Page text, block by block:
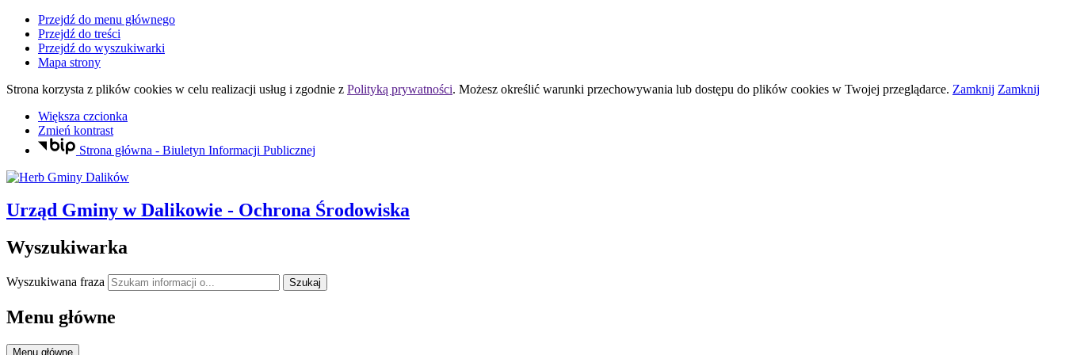
Przejdź do menu głównego
Przejdź do treści
Przejdź do wyszukiwarki
Mapa strony
Strona korzysta z plików cookies w celu realizacji usług i zgodnie z Polityką prywatności. Możesz określić warunki przechowywania lub dostępu do plików cookies w Twojej przeglądarce. Zamknij Zamknij
Większa czcionka
Zmień kontrast
Strona główna - Biuletyn Informacji Publicznej
Urząd Gminy w Dalikowie - Ochrona Środowiska
Wyszukiwarka
Wyszukiwana fraza Szukaj
Menu główne
Menu główne